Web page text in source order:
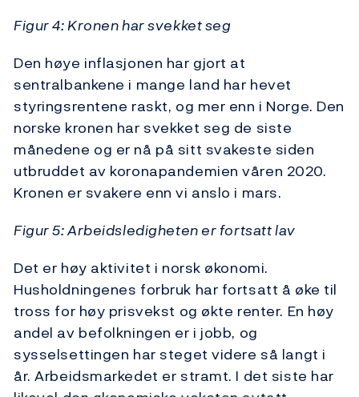
Figur 4: Kronen har svekket seg
Den høye inflasjonen har gjort at
sentralbankene i mange land har hevet
styringsrentene raskt, og mer enn i Norge. Den
norske kronen har svekket seg de siste
månedene og er nå på sitt svakeste siden
utbruddet av koronapandemien våren 2020.
Kronen er svakere enn vi anslo i mars.
Figur 5: Arbeidsledigheten er fortsatt lav
Det er høy aktivitet i norsk økonomi.
Husholdningenes forbruk har fortsatt å øke til
tross for høy prisvekst og økte renter. En høy
andel av befolkningen er i jobb, og
sysselsettingen har steget videre så langt i
år. Arbeidsmarkedet er stramt. I det siste har